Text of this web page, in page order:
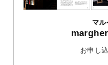
マ
お申し